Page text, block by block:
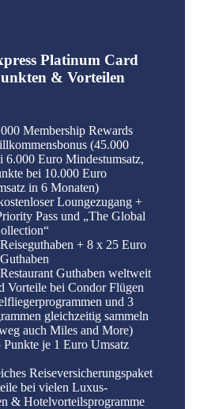
Platinum Card
& Vorteilen
Membership Rewards
(45.000
6.000 Euro Mindestumsatz,
bei 10.000 Euro
in 6 Monaten)
Loungezugang +
Pass und „The Global
+ 8 x 25 Euro
Guthaben weltweit
Vorteile bei Condor Flügen
und 3
gleichzeitig sammeln
auch Miles and More)
Punkte je 1 Euro Umsatz
Reiseversicherungspaket
bei vielen Luxus-
& Hotelvorteilsprogramme